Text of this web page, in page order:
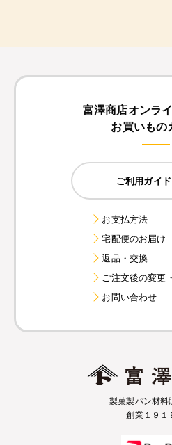
富澤商店オンラ
お買いもの
ご利用ガイド
お支払方法
宅配便のお届け
返品・交換
ご注文後の変更
お問い合わせ
製菓製パン材料
創業１９１